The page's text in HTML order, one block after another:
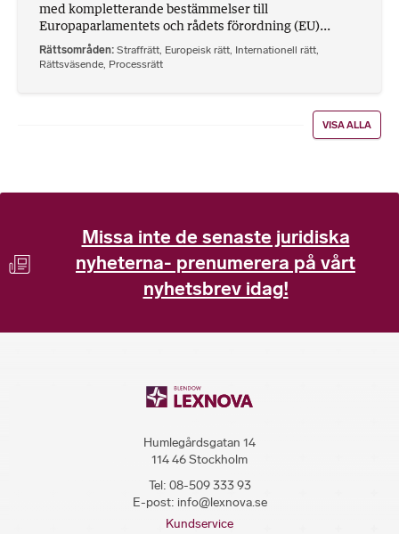
med kompletterande bestämmelser till
Europaparlamentets och rådets förordning (EU)...
Rättsområden Straffrätt Europeisk rätt Internationell rätt
Rättsväsende Processrätt
VISA ALLA
Missa inte de senaste juridiska
nyheterna- prenumerera på vårt
nyhetsbrev idag!
Humlegårdsgatan 14
114 46 Stockholm
Tel: 08-509 333 93
E-post: info@lexnova.se
Kundservice